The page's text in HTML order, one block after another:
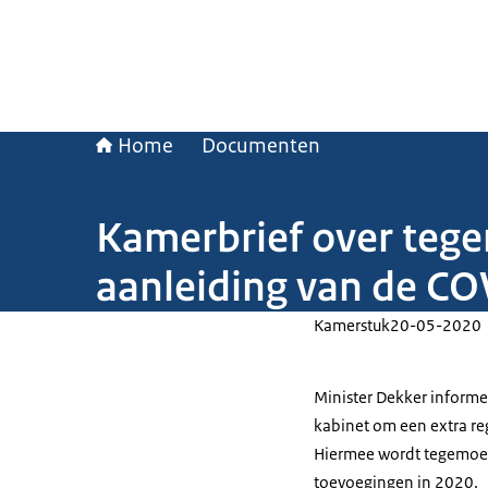
Home Documenten
Kamerbrief over
aanleiding van de
Kamerstuk20-05-2020
Minister Dekker
kabinet om een extra
Hiermee wordt
toevoegingen in 2020.